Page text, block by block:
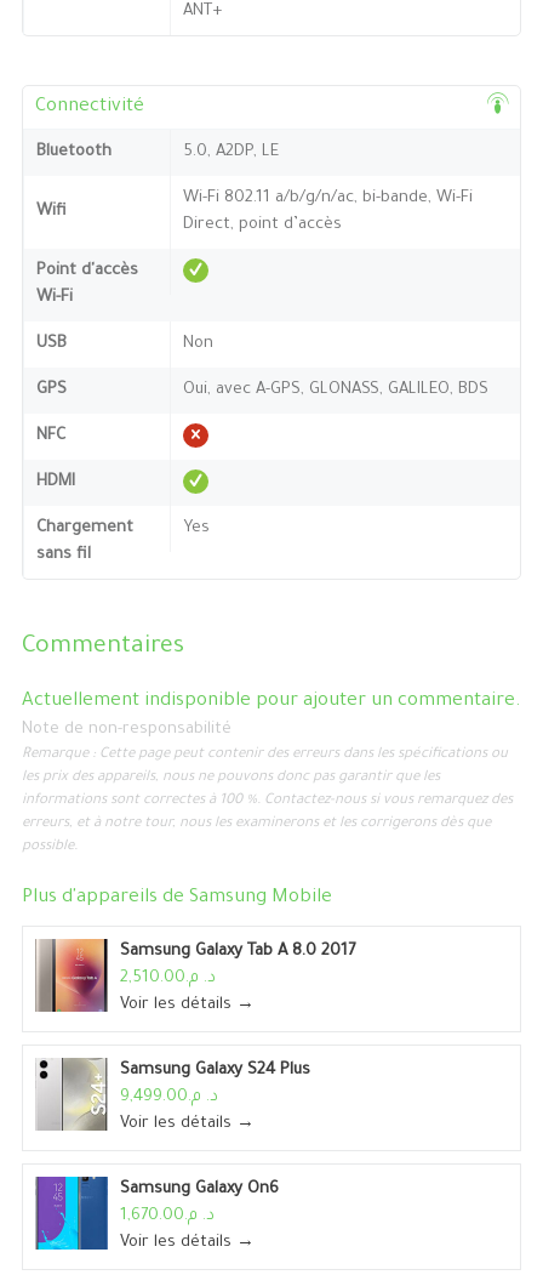
ANT+
Connectivité
Bluetooth 5.0, A2DP, LE
Wifi
Wi-Fi 802.11 a/b/g/n/ac, bi-bande, Wi-Fi
Direct, point d’accès
Point d'accès
Wi-Fi
USB Non
GPS Oui, avec A-GPS, GLONASS, GALILEO, BDS
NFC
HDMI
Chargement
sans fil
Yes
Commentaires
Actuellement indisponible pour ajouter un commentaire.
Note de non-responsabilité
Remarque : Cette page peut contenir des erreurs dans les spécifications ou
les prix des appareils, nous ne pouvons donc pas garantir que les
informations sont correctes à 100 %. Contactez-nous si vous remarquez des
erreurs, et à notre tour, nous les examinerons et les corrigerons dès que
possible.
Plus d'appareils de Samsung Mobile
Samsung Galaxy Tab A 8.0 2017
د. م.2,510.00
Voir les détails →
Samsung Galaxy S24 Plus
د. م.9,499.00
Voir les détails →
Samsung Galaxy On6
د. م.1,670.00
Voir les détails →